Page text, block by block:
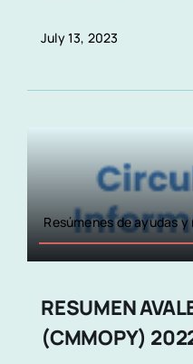
July 13, 2023
Resúmenes de ayudas
RESUMEN
(CMMOPY)